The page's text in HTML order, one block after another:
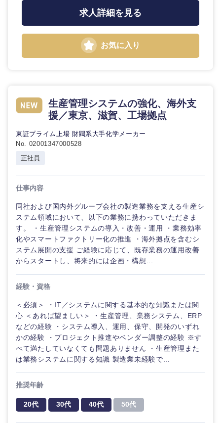
広島県
求人詳細を見る
お気に入り
生産管理システムの強化、海外支
援／東京、滋賀、工場拠点
東証プライム上場 財閥系大手化学メーカー
No. 02001347000528
正社員
仕事内容
同社および国内外グループ会社の製造業務を支える生産シ
ステム領域において、以下の業務に携わっていただきま
す。 ・生産管理システムの導入・改善・運用 ・業務効率
化やスマートファクトリー化の推進 ・海外拠点を含むシ
ステム展開の支援 ご経験に応じて、既存業務の運用改善
からスタートし、将来的には企画・構想...
経験・資格
＜必須＞ ・IT／システムに関する基本的な知識または関
心 ＜あれば望ましい＞ ・生産管理、業務システム、ERP
などの経験 ・システム導入、運用、保守、開発のいずれ
かの経験 ・プロジェクト推進やベンダー調整の経験 ※す
べて満たしていなくても問題ありません ・生産管理また
は業務システムに関する知識 製造業未経験で...
推奨年齢
20代 30代 40代 50代